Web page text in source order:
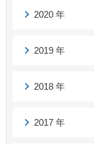
2020 年
2019 年
2018 年
2017 年